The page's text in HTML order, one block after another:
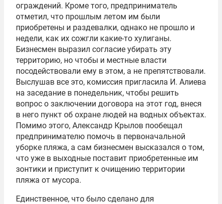
ограждений. Кроме того, предприниматель
отметил, что прошлым летом им были
приобретены и раздевалки, однако не прошло и
недели, как их сожгли какие-то хулиганы.
Бизнесмен выразил согласие убирать эту
территорию, но чтобы и местные власти
посодействовали ему в этом, а не препятствовали.
Выслушав все это, комиссия пригласила И. Алиева
на заседание в понедельник, чтобы решить
вопрос о заключении договора на этот год, внеся
в него пункт об охране людей на водных объектах.
Помимо этого, Александр Крылов пообещал
предпринимателю помочь в первоначальной
уборке пляжа, а сам бизнесмен высказался о том,
что уже в выходные поставит приобретенные им
зонтики и приступит к очищению территории
пляжа от мусора.
Единственное, что было сделано для